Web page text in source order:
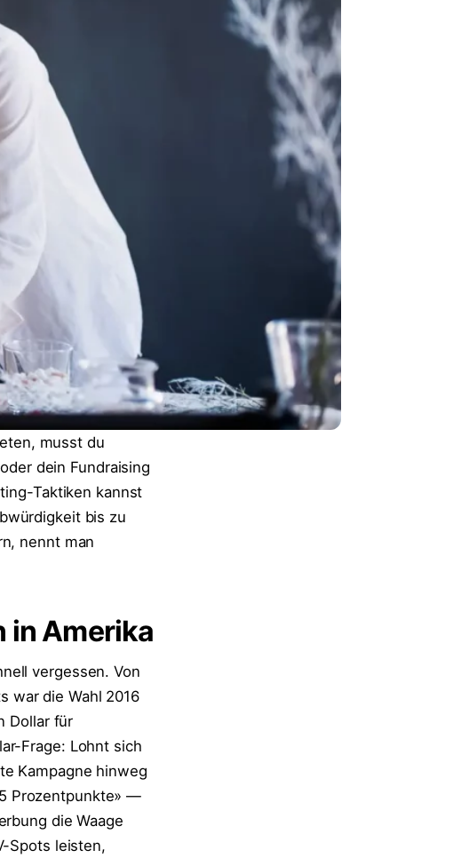
musst du
dein Fundraising
Taktiken kannst
bis zu
nennt man
in Amerika
vergessen. Von
war die Wahl 2016
Dollar für
Frage: Lohnt sich
Kampagne hinweg
Prozentpunkte» —
die Waage
Spots leisten,